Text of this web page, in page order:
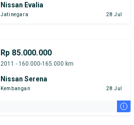
Nissan Evalia
Jatinegara 28 Jul
Rp 85.000.000
2011 - 160.000-165.000 km
Nissan Serena
Kembangan 28 Jul
i